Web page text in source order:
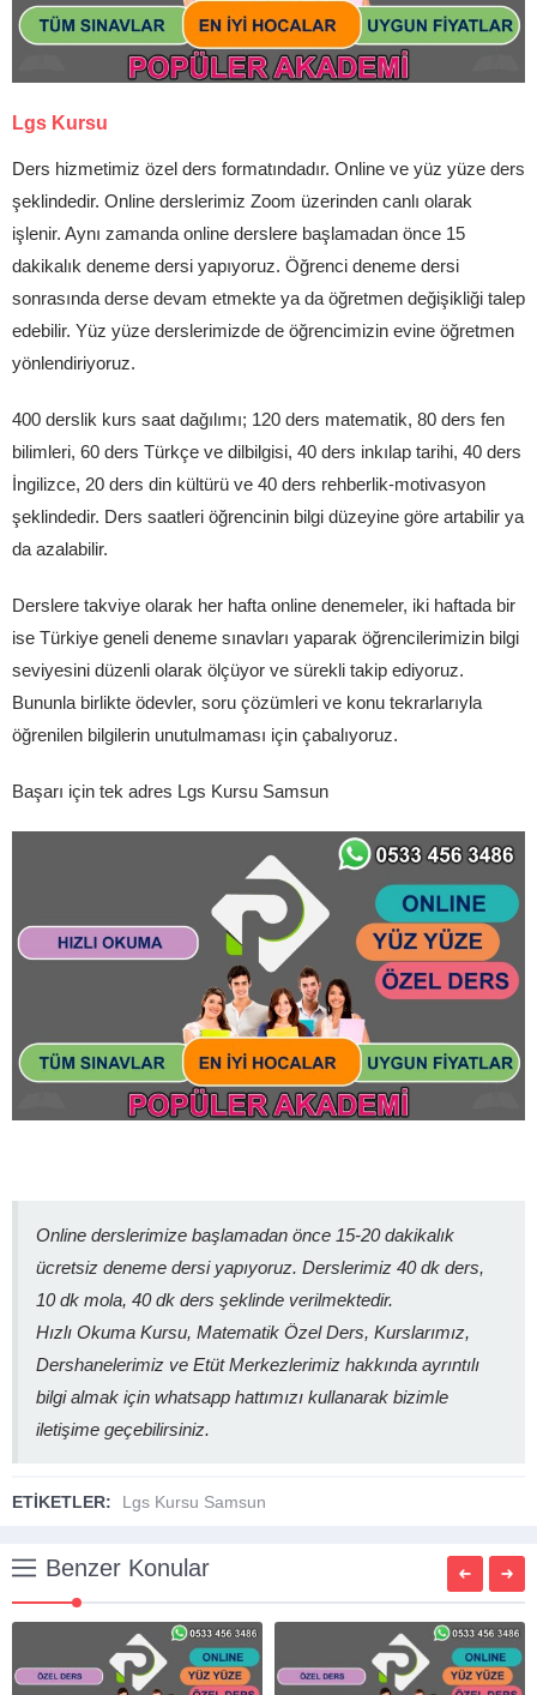
Lgs Kursu
Ders hizmetimiz özel ders formatındadır. Online ve yüz yüze ders
şeklindedir. Online derslerimiz Zoom üzerinden canlı olarak
işlenir. Aynı zamanda online derslere başlamadan önce 15
dakikalık deneme dersi yapıyoruz. Öğrenci deneme dersi
sonrasında derse devam etmekte ya da öğretmen değişikliği talep
edebilir. Yüz yüze derslerimizde de öğrencimizin evine öğretmen
yönlendiriyoruz.
400 derslik kurs saat dağılımı; 120 ders matematik, 80 ders fen
bilimleri, 60 ders Türkçe ve dilbilgisi, 40 ders inkılap tarihi, 40 ders
İngilizce, 20 ders din kültürü ve 40 ders rehberlik-motivasyon
şeklindedir. Ders saatleri öğrencinin bilgi düzeyine göre artabilir ya
da azalabilir.
Derslere takviye olarak her hafta online denemeler, iki haftada bir
ise Türkiye geneli deneme sınavları yaparak öğrencilerimizin bilgi
seviyesini düzenli olarak ölçüyor ve sürekli takip ediyoruz.
Bununla birlikte ödevler, soru çözümleri ve konu tekrarlarıyla
öğrenilen bilgilerin unutulmaması için çabalıyoruz.
Başarı için tek adres Lgs Kursu Samsun
Online derslerimize başlamadan önce 15-20 dakikalık
ücretsiz deneme dersi yapıyoruz. Derslerimiz 40 dk ders,
10 dk mola, 40 dk ders şeklinde verilmektedir.
Hızlı Okuma Kursu, Matematik Özel Ders, Kurslarımız,
Dershanelerimiz ve Etüt Merkezlerimiz hakkında ayrıntılı
bilgi almak için whatsapp hattımızı kullanarak bizimle
iletişime geçebilirsiniz.
ETİKETLER: Lgs Kursu Samsun
Benzer Konular